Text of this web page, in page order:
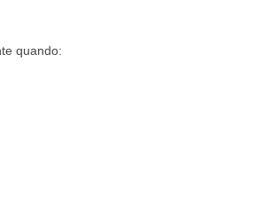
quando: